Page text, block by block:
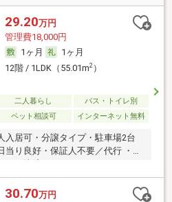
29.20万円
管理費18,000円
1ヶ月
1ヶ月
12階 / 1LDK（55.01m2）
二人暮らし
バス・トイレ別
ペット相談可 インターネット無料
入居可・分譲タイプ・駐車場2台
当り良好・保証人不要／代行 ・免
ード決済可
30.70万円